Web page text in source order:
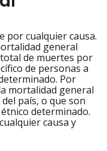
por cualquier causa.
general
de muertes por
de personas a
Por
mortalidad general
país, o que son
determinado.
causa y